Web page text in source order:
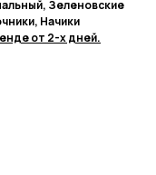
Зеленовские
Начики
от 2-х дней.